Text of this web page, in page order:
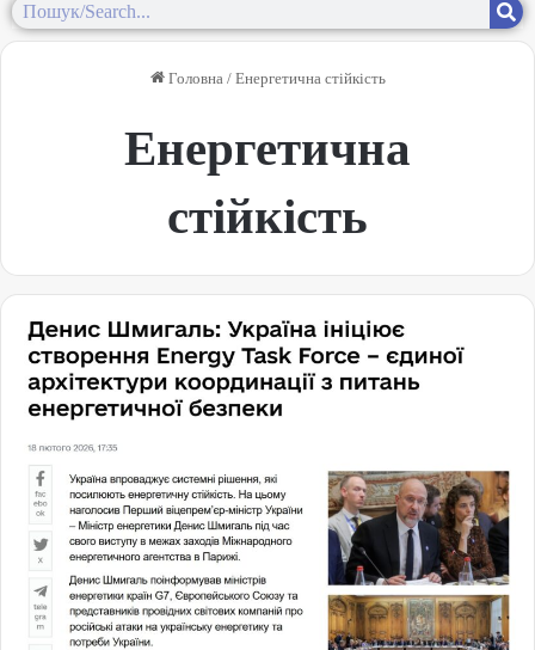
Головна / Енергетична стійкість
Енергетична
стійкість